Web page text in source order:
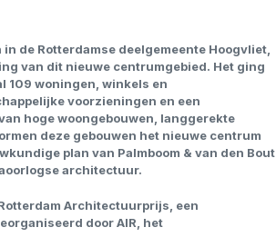
de Rotterdamse deelgemeente Hoogvliet,
van dit nieuwe centrumgebied. Het ging
109 woningen, winkels en
voorzieningen en een
hoge woongebouwen, langgerekte
deze gebouwen het nieuwe centrum
plan van Palmboom & van den Bout
architectuur.
Architectuurprijs, een
door AIR, het